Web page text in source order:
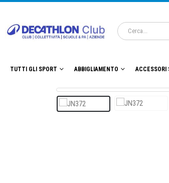
TUTTI GLI SPORT ABBIGLIAMENTO ACCESSORI